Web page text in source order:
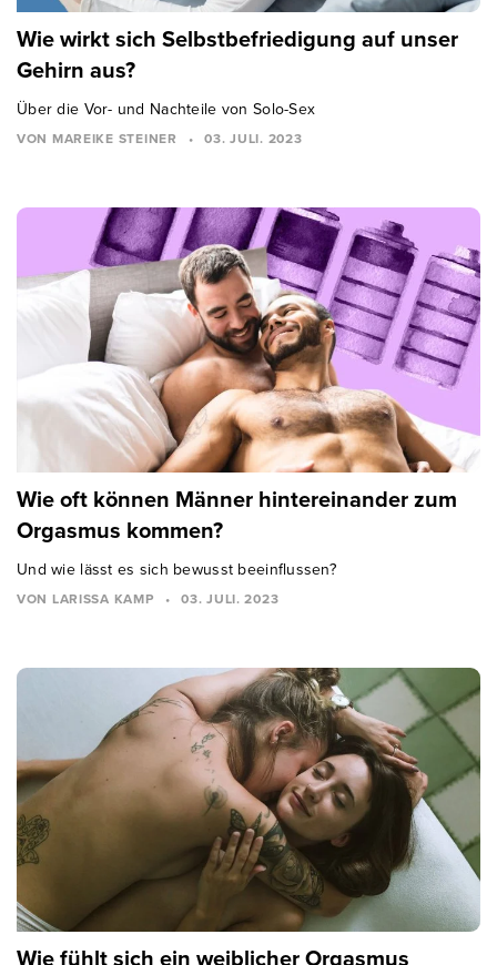
Wie wirkt sich Selbstbefriedigung auf unser
Gehirn aus?
Über die Vor- und Nachteile von Solo-Sex
VON MAREIKE STEINER • 03. JULI. 2023
Wie oft können Männer hintereinander zum
Orgasmus kommen?
Und wie lässt es sich bewusst beeinflussen?
VON LARISSA KAMP • 03. JULI. 2023
Wie fühlt sich ein weiblicher Orgasmus